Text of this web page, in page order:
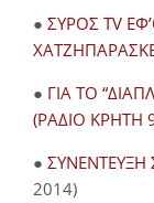
● ΣΥΡΟΣ TV
● ΓΙΑ ΤΟ
(ΡΑΔΙΟ ΚΡΗΤΗ
● ΣΥΝΕΝΤΕΥΞΗ
2014)